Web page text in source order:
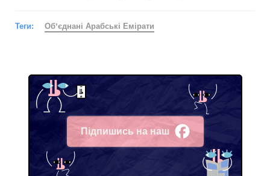
Теги: Обʼєднані Арабські Емірати
Підпишись на наш
Facebook